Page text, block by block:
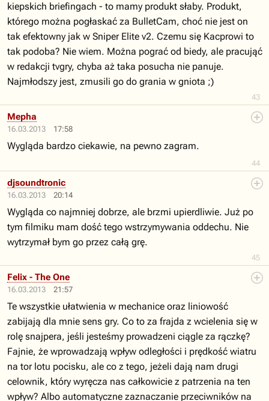
43
kiepskich briefingach - to mamy produkt słaby. Produkt,
którego można pogłaskać za BulletCam, choć nie jest on
tak efektowny jak w Sniper Elite v2. Czemu się Kacprowi to
tak podoba? Nie wiem. Można pograć od biedy, ale pracująć
w redakcji tvgry, chyba aż taka posucha nie panuje.
Najmłodszy jest, zmusili go do grania w gniota ;)
16.03.2013 17:58
44
Mepha
Wygląda bardzo ciekawie, na pewno zagram.
16.03.2013 20:14
45
djsoundtronic
Wygląda co najmniej dobrze, ale brzmi upierdliwie. Już po
tym filmiku mam dość tego wstrzymywania oddechu. Nie
wytrzymał bym go przez całą grę.
16.03.2013 21:57
Felix - The One
Te wszystkie ułatwienia w mechanice oraz liniowość
zabijają dla mnie sens gry. Co to za frajda z wcielenia się w
rolę snajpera, jeśli jesteśmy prowadzeni ciągle za rączkę?
Fajnie, że wprowadzają wpływ odległości i prędkość wiatru
na tor lotu pocisku, ale co z tego, jeżeli dają nam drugi
celownik, który wyręcza nas całkowicie z patrzenia na ten
wpływ? Albo automatyczne zaznaczanie przeciwników na